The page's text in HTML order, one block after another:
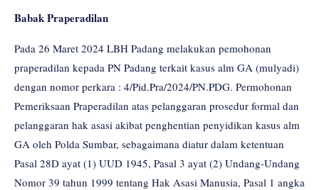
Babak Praperadilan
Pada 26 Maret 2024 LBH Padang melakukan pemohonan
praperadilan kepada PN Padang terkait kasus alm GA (mulyadi)
dengan nomor perkara : 4/Pid.Pra/2024/PN.PDG. Permohonan
Pemeriksaan Praperadilan atas pelanggaran prosedur formal dan
pelanggaran hak asasi akibat penghentian penyidikan kasus alm
GA oleh Polda Sumbar, sebagaimana diatur dalam ketentuan
Pasal 28D ayat (1) UUD 1945, Pasal 3 ayat (2) Undang-Undang
Nomor 39 tahun 1999 tentang Hak Asasi Manusia, Pasal 1 angka